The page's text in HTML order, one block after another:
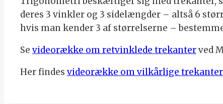
deres 3 vinkler og 3 sidelængder – altså 6
hvis man kender 3 af størrelserne –
Se videorække om retvinklede trekanterved
Her findes videorække om vilkårlige trekanter